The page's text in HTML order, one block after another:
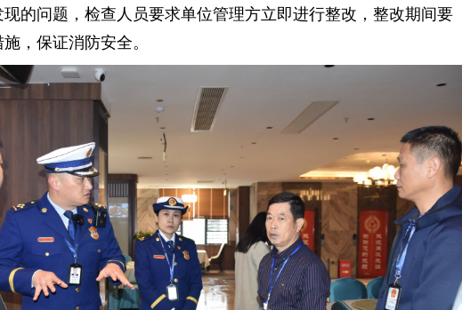
现的问题，检查人员要求单位管理方立即进行整改，整改期间要
，保证消防安全。